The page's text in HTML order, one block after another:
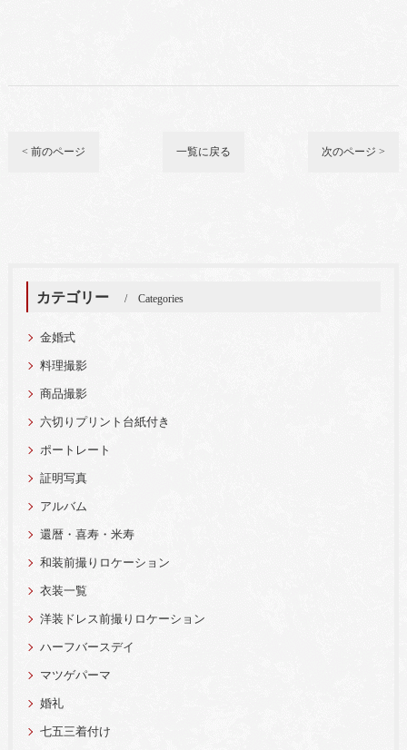
< 前のページ 一覧に戻る 次のページ >
カテゴリー Categories
金婚式
料理撮影
商品撮影
六切りプリント台紙付き
ポートレート
証明写真
アルバム
還暦・喜寿・米寿
和装前撮りロケーション
衣装一覧
洋装ドレス前撮りロケーション
ハーフバースデイ
マツゲパーマ
婚礼
七五三着付け